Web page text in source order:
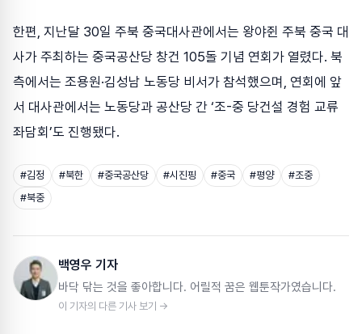
한편, 지난달 30일 주북 중국대사관에서는 왕야쥔 주북 중국 대
사가 주최하는 중국공산당 창건 105돌 기념 연회가 열렸다. 북
측에서는 조용원·김성남 노동당 비서가 참석했으며, 연회에 앞
서 대사관에서는 노동당과 공산당 간 ‘조-중 당건설 경험 교류
좌담회’도 진행됐다.
#김정 #북한 #중국공산당 #시진핑 #중국 #평양 #조중
#북중
백영우 기자
바닥 닦는 것을 좋아합니다. 어릴적 꿈은 웹툰작가였습니다.
이 기자의 다른 기사 보기 →